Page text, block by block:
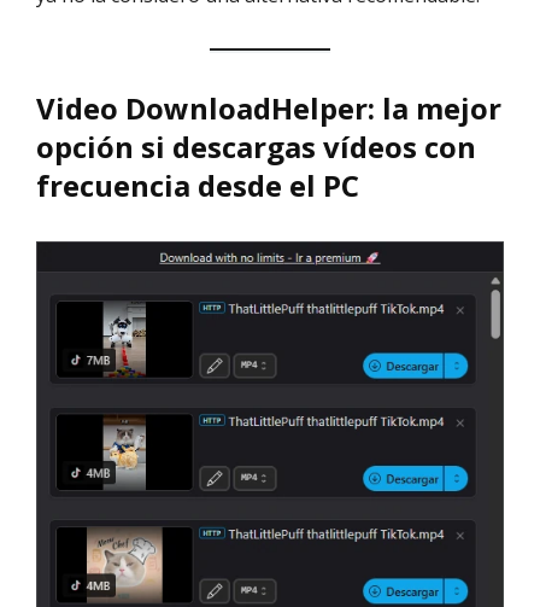
Video DownloadHelper: la mejor
opción si descargas vídeos con
frecuencia desde el PC